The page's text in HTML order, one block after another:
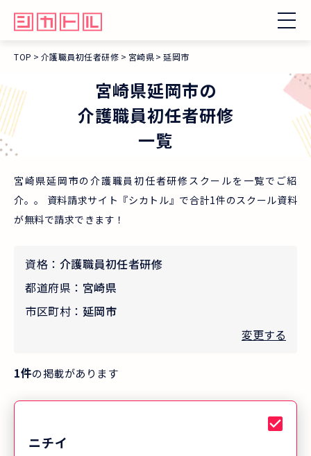
TOP 介護職員初任者研修 宮崎県 延岡市
宮崎県延岡市の
介護職員初任者研修
一覧
宮崎県延岡市の介護職員初任者研修スクールを一覧でご紹
介。。 資料請求サイト『シカトル』で合計1件のスクール資料
が無料で請求できます！
資格： 介護職員初任者研修
都道府県： 宮崎県
市区町村： 延岡市
変更する
1件の掲載があります
ニチイ